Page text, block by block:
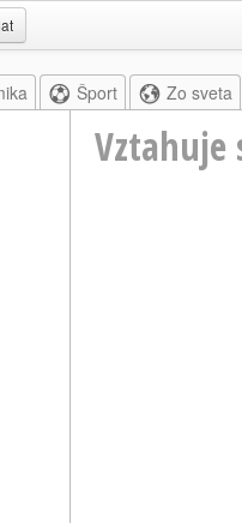
Šport Zo sveta
Vztahuje